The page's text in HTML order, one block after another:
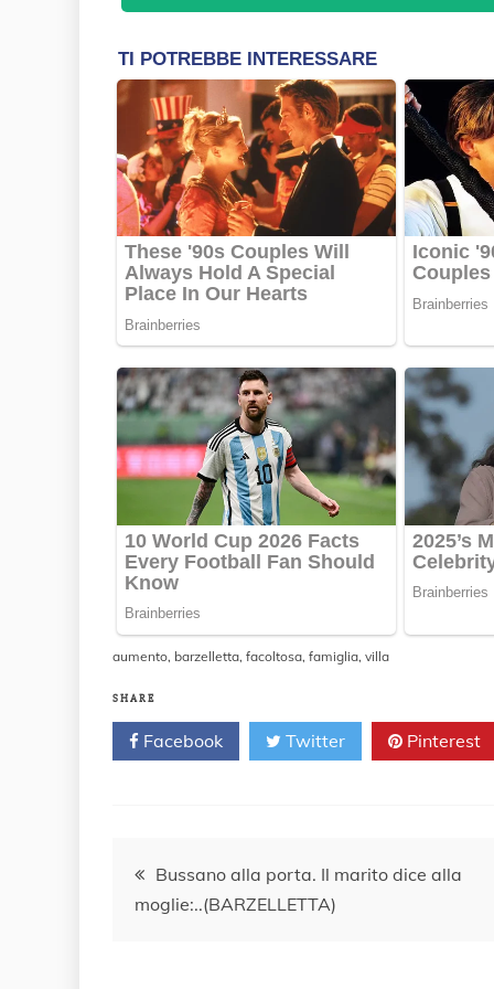
aumento, barzelletta, facoltosa, famiglia, villa
SHARE
Facebook Twitter Pinterest
Navigazione
articoli
Bussano alla porta. Il marito dice alla
moglie:..(BARZELLETTA)